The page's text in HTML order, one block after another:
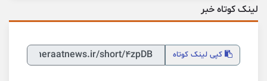
لینک کوتاه خبر
کپی لینک کوتاه